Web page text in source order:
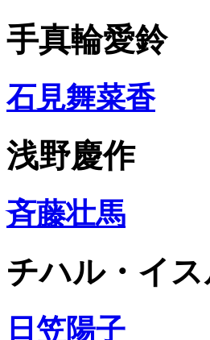
手真輪愛鈴
石見舞菜香
浅野慶作
斉藤壮馬
チハル・イ
日笠陽子